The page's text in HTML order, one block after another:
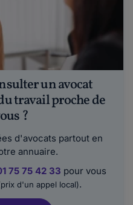
un avocat
travail proche de
?
d'avocats partout en
annuaire.
75 75 42 33 pour vous
d'un appel local).